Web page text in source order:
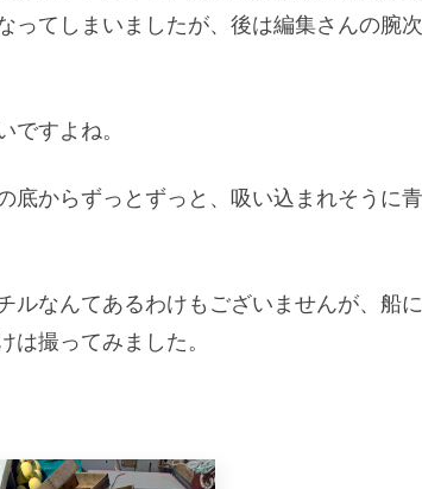
ってしまいましたが、後は編集さんの腕
ですよね。
底からずっとずっと、吸い込まれそうに
ルなんてあるわけもございませんが、船
は撮ってみました。